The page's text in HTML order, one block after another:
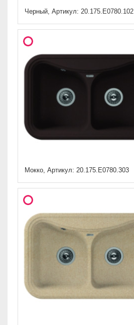
Черный, Артикул: 20.175.E0780.102
Мокко, Артикул: 20.175.E0780.303